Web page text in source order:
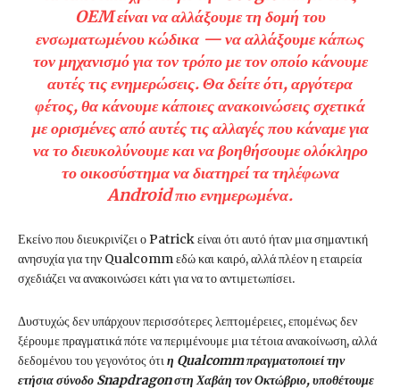
OEM είναι να αλλάξουμε τη δομή του
ενσωματωμένου κώδικα — να αλλάξουμε κάπως
τον μηχανισμό για τον τρόπο με τον οποίο κάνουμε
αυτές τις ενημερώσεις. Θα δείτε ότι, αργότερα
φέτος, θα κάνουμε κάποιες ανακοινώσεις σχετικά
με ορισμένες από αυτές τις αλλαγές που κάναμε για
να το διευκολύνουμε και να βοηθήσουμε ολόκληρο
το οικοσύστημα να διατηρεί τα τηλέφωνα
Android πιο ενημερωμένα.
Εκείνο που διευκρινίζει ο Patrick είναι ότι αυτό ήταν μια σημαντική
ανησυχία για την Qualcomm εδώ και καιρό, αλλά πλέον η εταιρεία
σχεδιάζει να ανακοινώσει κάτι για να το αντιμετωπίσει.
Δυστυχώς δεν υπάρχουν περισσότερες λεπτομέρειες, επομένως δεν
ξέρουμε πραγματικά πότε να περιμένουμε μια τέτοια ανακοίνωση, αλλά
δεδομένου του γεγονότος ότιη Qualcomm πραγματοποιεί την
ετήσια σύνοδο Snapdragon στη Χαβάη τον Οκτώβριο, υποθέτουμε